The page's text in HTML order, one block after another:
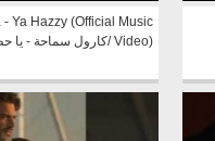
Ya Hazzy (Official Music
Video) /كارول سماحة - يا حظي